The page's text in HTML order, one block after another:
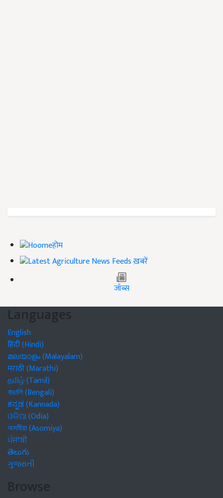
होम
ख़बरें
जॉब्स
Languages
English
हिंदी (Hindi)
മലയാളം (Malayalam)
मराठी (Marathi)
தமிழ் (Tamil)
বাঙালি (Bengali)
ಕನ್ನಡ (Kannada)
ଓଡିଆ (Odia)
অসমীয়া (Asomiya)
ਪੰਜਾਬੀ
తెలుగు
ગુજરાતી
Browse